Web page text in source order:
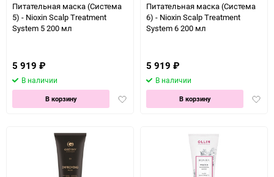
Питательная маска (Система
5) - Nioxin Scalp Treatment
System 5 200 мл
5 919 ₽
В наличии
Добавить
В корзину
Питательная маска (Система
6) - Nioxin Scalp Treatment
System 6 200 мл
5 919 ₽
В наличии
В корзину